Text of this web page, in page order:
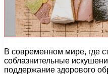
В современном мире, где
соблазнительные
поддержание здорового